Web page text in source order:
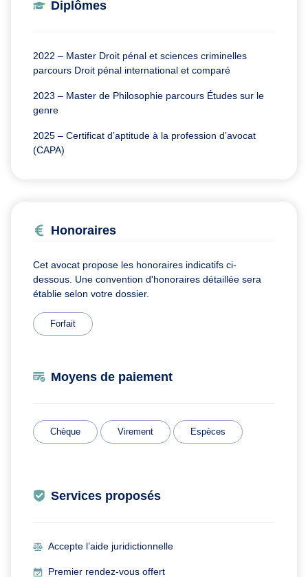
Diplômes
2022 – Master Droit pénal et sciences criminelles
parcours Droit pénal international et comparé
2023 – Master de Philosophie parcours Études sur le
genre
2025 – Certificat d’aptitude à la profession d’avocat
(CAPA)
Honoraires
Cet avocat propose les honoraires indicatifs ci-
dessous. Une convention d'honoraires détaillée sera
établie selon votre dossier.
Forfait
Moyens de paiement
Chèque Virement Espèces
Services proposés
Accepte l’aide juridictionnelle
Premier rendez-vous offert